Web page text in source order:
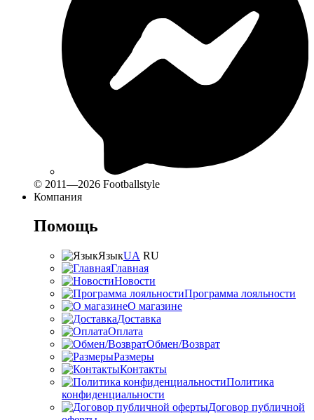
© 2011—2026 Footballstyle
Компания
Помощь
ЯзыкUA RU
Главная
Новости
Программа лояльности
О магазине
Доставка
Оплата
Обмен/Возврат
Размеры
Контакты
Политика
конфиденциальности
Договор публичной